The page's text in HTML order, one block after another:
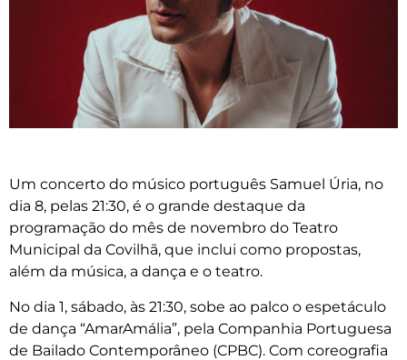
Um concerto do músico português Samuel Úria, no
dia 8, pelas 21:30, é o grande destaque da
programação do mês de novembro do Teatro
Municipal da Covilhã, que inclui como propostas,
além da música, a dança e o teatro.
No dia 1, sábado, às 21:30, sobe ao palco o espetáculo
de dança “AmarAmália”, pela Companhia Portuguesa
de Bailado Contemporâneo (CPBC). Com coreografia